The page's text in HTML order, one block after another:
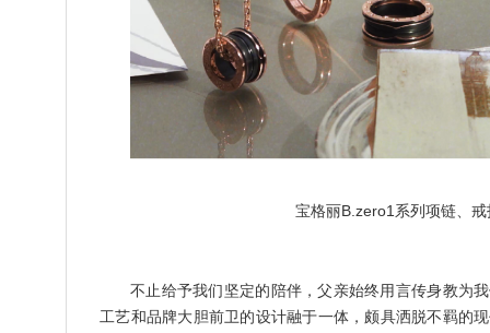
宝格丽B.zero1系列项链、
不止给予我们坚定的陪伴，父亲始终用言传身教为
工艺和品牌大胆前卫的设计融于一体，颇具洒脱不羁的